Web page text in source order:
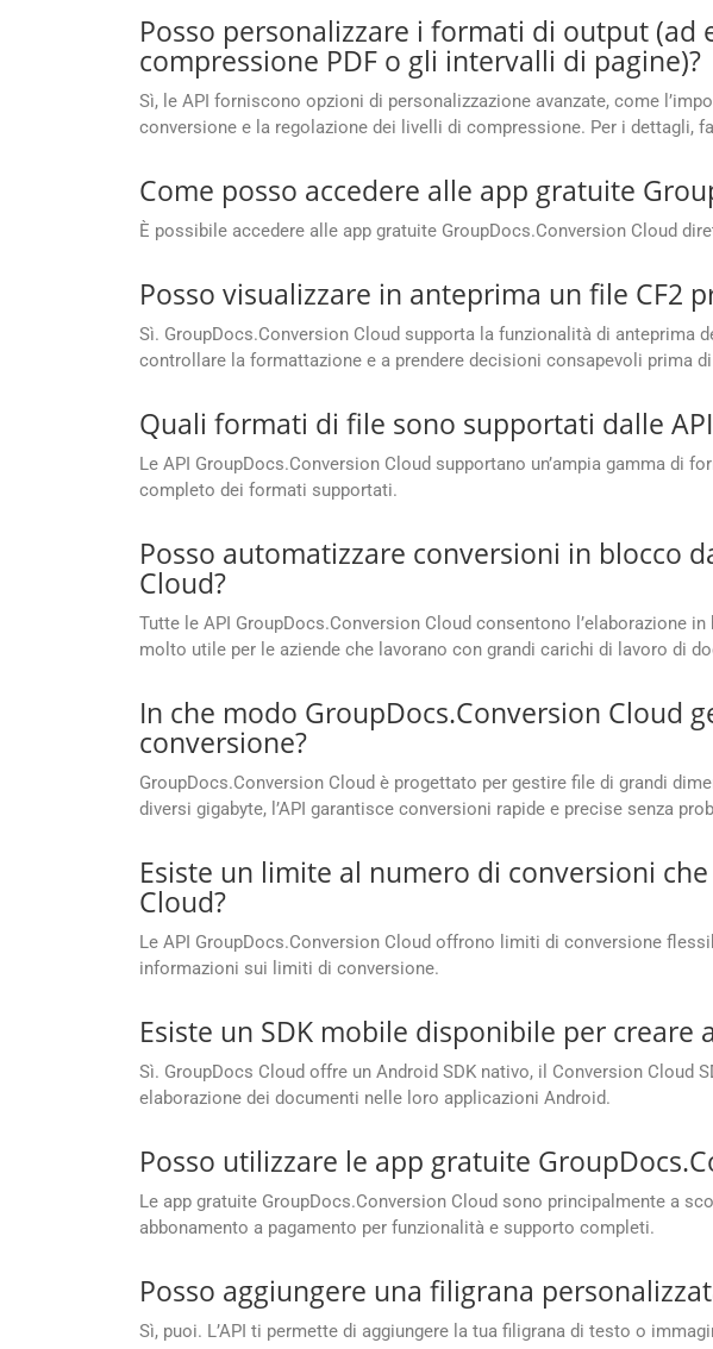
Posso personalizzare i formati di output (ad
compressione PDF o gli intervalli di pagine)?
Sì, le API forniscono opzioni di personalizzazione avanzate, come
conversione e la regolazione dei livelli di compressione. Per i dettagli,
Come posso accedere alle app gratuite
È possibile accedere alle app gratuite GroupDocs.Conversion Cloud
Posso visualizzare in anteprima un file CF2
Sì. GroupDocs.Conversion Cloud supporta la funzionalità di anteprima
controllare la formattazione e a prendere decisioni consapevoli prima
Quali formati di file sono supportati dalle
Le API GroupDocs.Conversion Cloud supportano un’ampia gamma di
completo dei formati supportati.
Posso automatizzare conversioni in blocco
Cloud?
Tutte le API GroupDocs.Conversion Cloud consentono l’elaborazione
molto utile per le aziende che lavorano con grandi carichi di lavoro di
In che modo GroupDocs.Conversion Cloud
conversione?
GroupDocs.Conversion Cloud è progettato per gestire file di grandi
diversi gigabyte, l’API garantisce conversioni rapide e precise senza
Esiste un limite al numero di conversioni
Cloud?
Le API GroupDocs.Conversion Cloud offrono limiti di conversione
informazioni sui limiti di conversione.
Esiste un SDK mobile disponibile per creare
Sì. GroupDocs Cloud offre un Android SDK nativo, il Conversion
elaborazione dei documenti nelle loro applicazioni Android.
Posso utilizzare le app gratuite
Le app gratuite GroupDocs.Conversion Cloud sono principalmente a
abbonamento a pagamento per funzionalità e supporto completi.
Posso aggiungere una filigrana
Sì, puoi. L’API ti permette di aggiungere la tua filigrana di testo o